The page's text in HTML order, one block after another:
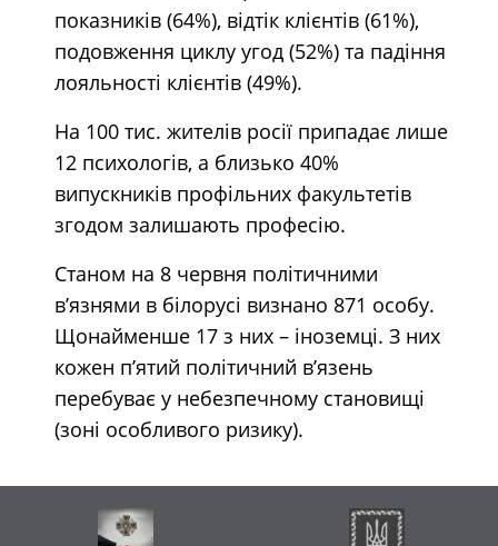
показників (64%), відтік клієнтів (61%),
подовження циклу угод (52%) та падіння
лояльності клієнтів (49%).
На 100 тис. жителів росії припадає лише
12 психологів, а близько 40%
випускників профільних факультетів
згодом залишають професію.
Станом на 8 червня політичними
в’язнями в білорусі визнано 871 особу.
Щонайменше 17 з них – іноземці. З них
кожен п’ятий політичний в’язень
перебуває у небезпечному становищі
(зоні особливого ризику).